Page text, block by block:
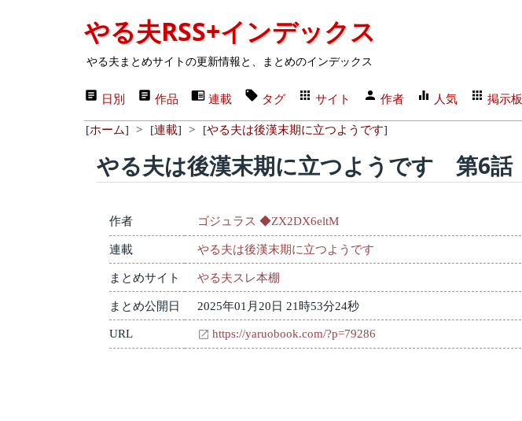
やる夫RSS+インデックス
やる夫まとめサイトの更新情報と、まとめのインデックス
日別 作品 連載 タグ サイト 作者 人気 掲示板
[ホーム] > [連載] > [やる夫は後漢末期に立つようです]
やる夫は後漢末期に立つようです 第6話
作者 ゴジュラス ◆ZX2DX6eltM
連載 やる夫は後漢末期に立つようです
まとめサイト やる夫スレ本棚
まとめ公開日 2025年01月20日 21時53分24秒
URL https://yaruobook.com/?p=79286